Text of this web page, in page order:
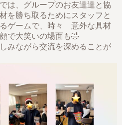
は、グループのお友達達と協
を勝ち取るためにスタッフと
ゲームで、時々 意外な具材
で大笑いの場面も🤣
みながら交流を深めることが